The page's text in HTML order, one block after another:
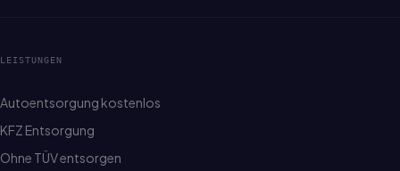
LEISTUNGEN
Autoentsorgung kostenlos
KFZ Entsorgung
Ohne TÜV entsorgen